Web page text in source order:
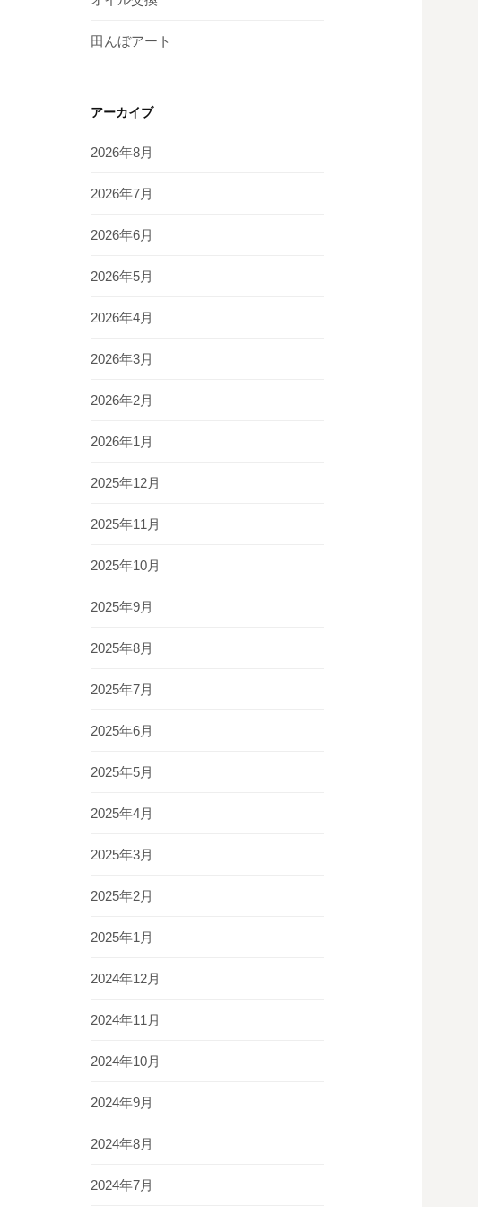
田んぼアート
アーカイブ
2026年8月
2026年7月
2026年6月
2026年5月
2026年4月
2026年3月
2026年2月
2026年1月
2025年12月
2025年11月
2025年10月
2025年9月
2025年8月
2025年7月
2025年6月
2025年5月
2025年4月
2025年3月
2025年2月
2025年1月
2024年12月
2024年11月
2024年10月
2024年9月
2024年8月
2024年7月